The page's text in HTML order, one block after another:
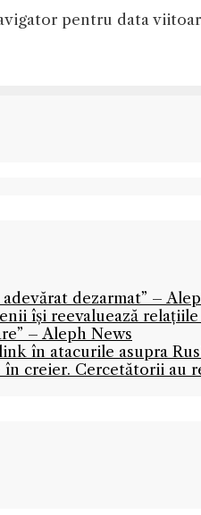
pentru data
dezarmat” –
își reevaluează
– Aleph News
în atacurile asupra
creier. Cercetătorii